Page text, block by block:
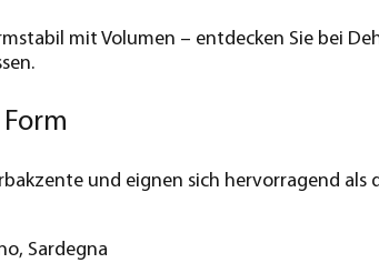
mit Volumen – entdecken Sie bei
und eignen sich hervorragend
Sardegna